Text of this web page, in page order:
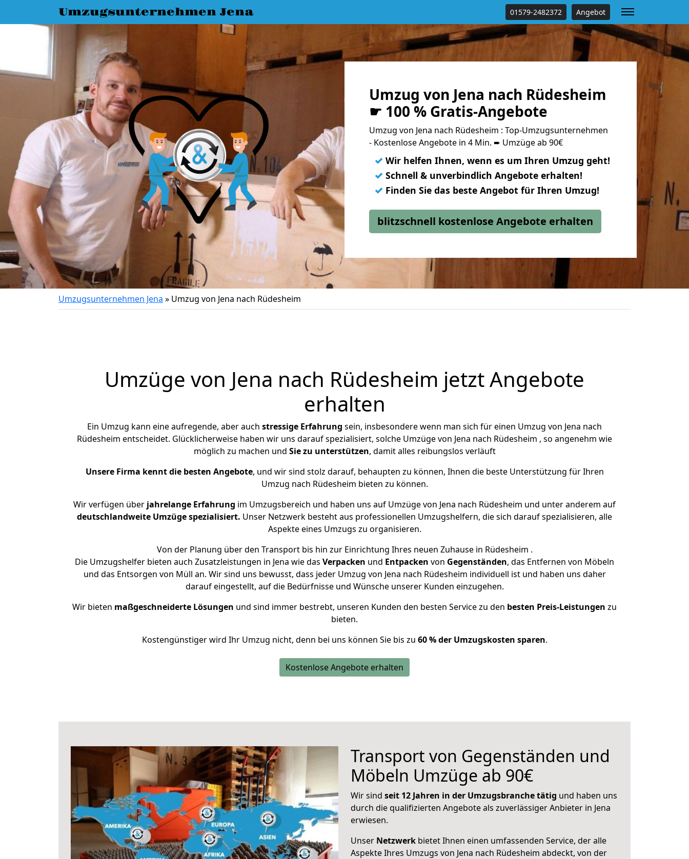
Umzugsunternehmen Jena 01579-2482372 Angebot
Umzug von Jena nach Rüdesheim
☛ 100 % Gratis-Angebote
Umzug von Jena nach Rüdesheim : Top-Umzugsunternehmen
- Kostenlose Angebote in 4 Min. ➨ Umzüge ab 90€
✓ Wir helfen Ihnen, wenn es um Ihren Umzug geht!
✓ Schnell & unverbindlich Angebote erhalten!
✓ Finden Sie das beste Angebot für Ihren Umzug!
blitzschnell kostenlose Angebote erhalten
Umzugsunternehmen Jena » Umzug von Jena nach Rüdesheim
Umzüge von Jena nach Rüdesheim jetzt Angebote
erhalten
Ein Umzug kann eine aufregende, aber auch stressige Erfahrung sein, insbesondere wenn man sich für einen Umzug von Jena nach
Rüdesheim entscheidet. Glücklicherweise haben wir uns darauf spezialisiert, solche Umzüge von Jena nach Rüdesheim , so angenehm wie
möglich zu machen und Sie zu unterstützen, damit alles reibungslos verläuft
Unsere Firma kennt die besten Angebote, und wir sind stolz darauf, behaupten zu können, Ihnen die beste Unterstützung für Ihren
Umzug nach Rüdesheim bieten zu können.
Wir verfügen über jahrelange Erfahrung im Umzugsbereich und haben uns auf Umzüge von Jena nach Rüdesheim und unter anderem auf
deutschlandweite Umzüge spezialisiert. Unser Netzwerk besteht aus professionellen Umzugshelfern, die sich darauf spezialisieren, alle
Aspekte eines Umzugs zu organisieren.
Von der Planung über den Transport bis hin zur Einrichtung Ihres neuen Zuhause in Rüdesheim .
Die Umzugshelfer bieten auch Zusatzleistungen in Jena wie das Verpacken und Entpacken von Gegenständen, das Entfernen von Möbeln
und das Entsorgen von Müll an. Wir sind uns bewusst, dass jeder Umzug von Jena nach Rüdesheim individuell ist und haben uns daher
darauf eingestellt, auf die Bedürfnisse und Wünsche unserer Kunden einzugehen.
Wir bieten maßgeschneiderte Lösungen und sind immer bestrebt, unseren Kunden den besten Service zu den besten Preis-Leistungen zu
bieten.
Kostengünstiger wird Ihr Umzug nicht, denn bei uns können Sie bis zu 60 % der Umzugskosten sparen.
Kostenlose Angebote erhalten
Transport von Gegenständen und
Möbeln Umzüge ab 90€
Wir sind seit 12 Jahren in der Umzugsbranche tätig und haben uns
durch die qualifizierten Angebote als zuverlässiger Anbieter in Jena
erwiesen.
Unser Netzwerk bietet Ihnen einen umfassenden Service, der alle
Aspekte Ihres Umzugs von Jena nach Rüdesheim abdeckt, von der